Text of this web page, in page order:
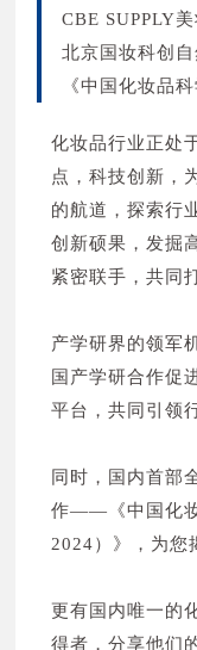
常州伟博海泰化
广州雅纯化妆
青岛明月爱熙化
广州市千彩纸品
广州市柏雅塑料
无锡市万荣铝塑
上海阿敏商务咨
广州芮姿生物科
广州相好日用
科玛化妆品（无
科玛化妆品（无
广东雅真科技发
安徽红专包装制
无锡市伙伴日化
扬州市道喜塑
殷昌（苏州）包
珠海神采生物
广东碧茜生物科
杭州恒邦实业
上海龙赫包装制
苏州捷斯芬化妆
义乌玮柏化妆
义乌市艾瑞丝
广东相宜化妆品
科渼莳化妆品（
倍加洁集团股份
浙江戴玛生物科
广东特一药业有
广东英腾生物
浙江佳合生物科
汕头市赫雅塑胶
广州美兮生物
CBE SUPPLY
北京国妆科创
《中国化妆品
化妆品行业正处
点，科技创新，
的航道，探索行
创新硕果，发掘
紧密联手，共同
产学研界的领军
国产学研合作促
平台，共同引领
同时，国内首部
作——《中国化
2024）》，为您
更有国内唯一的
得者，分享他们